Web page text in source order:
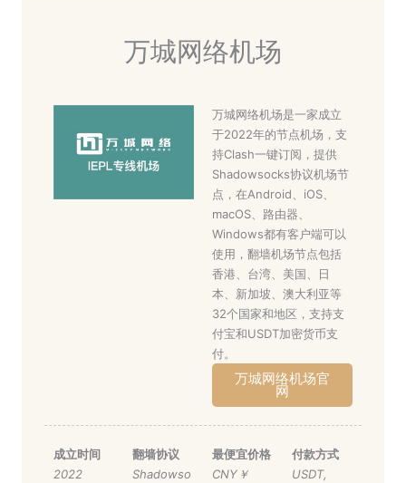
万城网络机场
万城网络机场是一家成立
于2022年的节点机场，支
持Clash一键订阅，提供
Shadowsocks协议机场节
点，在Android、iOS、
macOS、路由器、
Windows都有客户端可以
使用，翻墙机场节点包括
香港、台湾、美国、日
本、新加坡、澳大利亚等
32个国家和地区，支持支
付宝和USDT加密货币支
付。
万城网络机场官
网
成立时间
2022
翻墙协议
Shadowso
最便宜价格
CNY￥
付款方式
USDT,